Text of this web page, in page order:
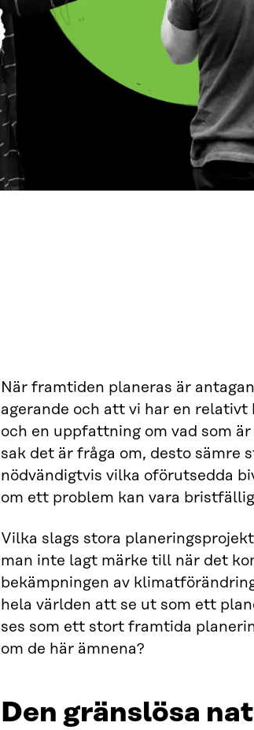
När framtiden planeras är
agerande och att vi har en
och en uppfattning om vad som
sak det är fråga om, desto sämre
nödvändigtvis vilka oförutsedda
om ett problem kan vara
Vilka slags stora
man inte lagt märke till när det
bekämpningen av
hela världen att se ut som ett
ses som ett stort framtida
om de här ämnena?
Den gränslösa